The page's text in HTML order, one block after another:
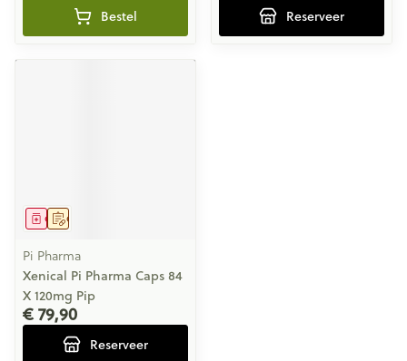
Bestel Reserveer
Op voorschrift
Geneesmiddel
Pi Pharma
Xenical Pi Pharma Caps 84
X 120mg Pip
€ 79,90
Reserveer